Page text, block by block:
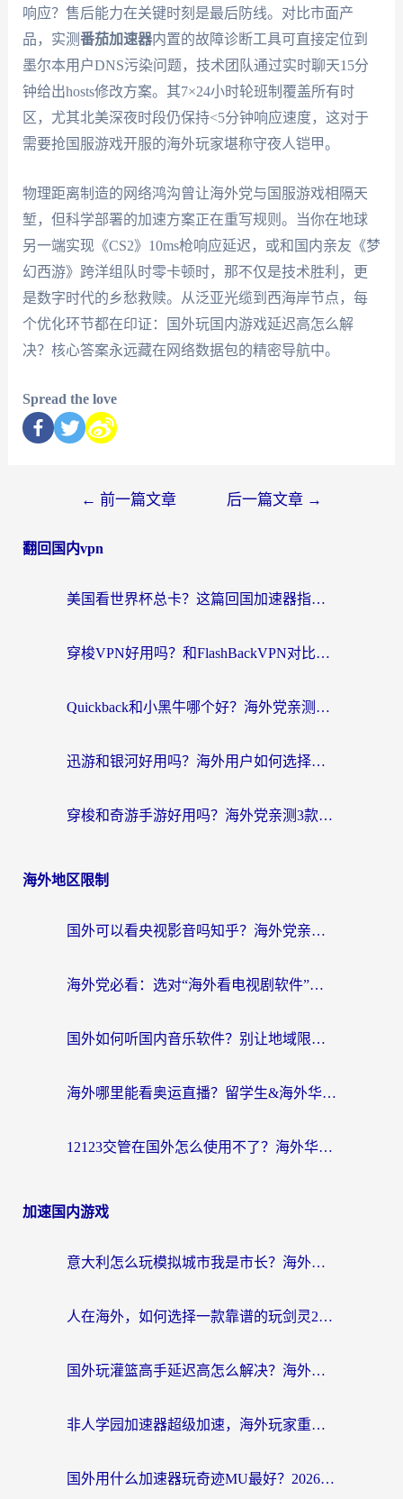
响应？售后能力在关键时刻是最后防线。对比市面产
品，实测番茄加速器内置的故障诊断工具可直接定位到
墨尔本用户DNS污染问题，技术团队通过实时聊天15分
钟给出hosts修改方案。其7×24小时轮班制覆盖所有时
区，尤其北美深夜时段仍保持<5分钟响应速度，这对于
需要抢国服游戏开服的海外玩家堪称守夜人铠甲。
物理距离制造的网络鸿沟曾让海外党与国服游戏相隔天
堑，但科学部署的加速方案正在重写规则。当你在地球
另一端实现《CS2》10ms枪响应延迟，或和国内亲友《梦
幻西游》跨洋组队时零卡顿时，那不仅是技术胜利，更
是数字时代的乡愁救赎。从泛亚光缆到西海岸节点，每
个优化环节都在印证：国外玩国内游戏延迟高怎么解
决？核心答案永远藏在网络数据包的精密导航中。
Spread the love
← 前一篇文章 后一篇文章 →
翻回国内vpn
美国看世界杯总卡？这篇回国加速器指南帮你无缝刷国内资源（附苹果手机VPN设置步骤）
穿梭VPN好用吗？和FlashBackVPN对比哪个回国效果更好？
Quickback和小黑牛哪个好？海外党亲测指南，选对回国加速器秒回国内
迅游和银河好用吗？海外用户如何选择回国加速器实现无缝访问国内资源
穿梭和奇游手游好用吗？海外党亲测3款回国加速器，附蜜蜂加速器七天试用攻略
海外地区限制
国外可以看央视影音吗知乎？海外党亲测有效的回国加速方案
海外党必看：选对“海外看电视剧软件”，再也不用愁国内剧刷不了
国外如何听国内音乐软件？别让地域限制，断了你的中文歌单
海外哪里能看奥运直播？留学生&海外华人必看的体育赛事观赛终极指南
12123交管在国外怎么使用不了？海外华人必看的无缝访问国内资源指南
加速国内游戏
意大利怎么玩模拟城市我是市长？海外党国服游戏加速终极攻略（附三国3量子特攻解决办法）
人在海外，如何选择一款靠谱的玩剑灵2加速器？
国外玩灌篮高手延迟高怎么解决？海外玩家国服游戏加速终极指南
非人学园加速器超级加速，海外玩家重返国服的通行证
国外用什么加速器玩奇迹MU最好？2026海外玩家国服游戏加速全攻略